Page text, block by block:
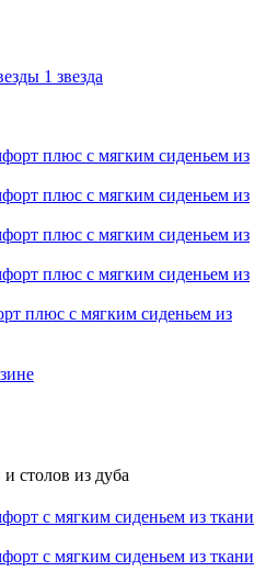
1 звезда
плюс с мягким сиденьем из
столов из дуба